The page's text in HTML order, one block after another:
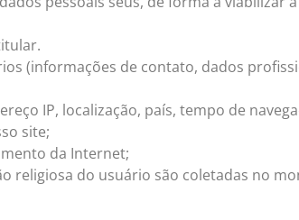
(informações de contato, dados
IP, localização, país, tempo de
site;
da Internet;
religiosa do usuário são coletadas no